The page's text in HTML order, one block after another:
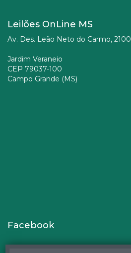
Leilões OnLine MS
Av. Des. Leão Neto do Carmo, 2100
Jardim Veraneio
CEP 79037-100
Campo Grande (MS)
Facebook